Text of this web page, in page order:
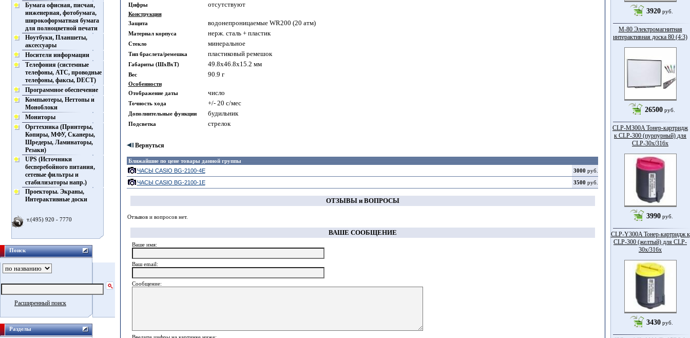
Бумага офисная, писчая,
инженерная, фотобумага,
широкоформатная бумага
для полноцветной печати
Ноутбуки, Планшеты,
аксессуары
Носители информации
Телефония (системные
телефоны, АТС, проводные
телефоны, факсы, DECT)
Программное обеспечение
Компьютеры, Неттопы и
Моноблоки
Мониторы
Оргтехника (Принтеры,
Копиры, МФУ, Сканеры,
Шредеры, Ламинаторы,
Резаки)
UPS (Источники
бесперебойного питания,
сетевые фильтры и
стабилизаторы напр.)
Проекторы. Экраны,
Интерактивные доски
т.(495) 920 - 7770
Поиск
Расширенный поиск
Разделы
Цифры отсутствуют
Конструкция
Защита
водонепроницаемые WR200 (20 атм)
Материал корпуса нерж. сталь + пластик
Стекло минеральное
Тип браслета/ремешка пластиковый ремешок
Габариты (ШхВхТ) 49.8x46.8x15.2 мм
Вес 90.9 г
Особенности
Отображение даты
число
Точность хода +/- 20 с/мес
Дополнительные функции будильник
Подсветка стрелок
Вернуться
Ближайшие по цене товары данной группы
ЧАСЫ CASIO BG-2100-4E
3000 руб.
ЧАСЫ CASIO BG-2100-1E
3500 руб.
ОТЗЫВЫ и ВОПРОСЫ
Отзывов и вопросов нет.
ВАШЕ СООБЩЕНИЕ
Ваше имя:
Ваш еmail:
Сообщение:
3920 руб.
M-80 Электромагнитная
интерактивная доска 80 (4:3)
26500 руб.
CLP-M300A Тонер-картридж
к CLP-300 (пурпурный) для
CLP-30x/316x
3990 руб.
CLP-Y300A Тонер-картридж к
CLP-300 (желтый) для CLP-
30x/316x
3430 руб.